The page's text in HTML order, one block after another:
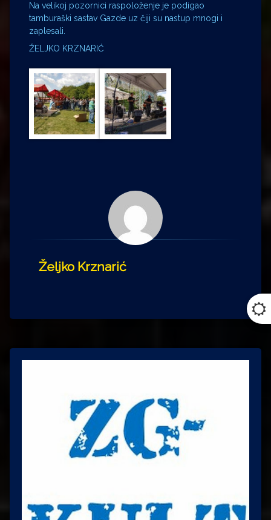
Na velikoj pozornici raspoloženje je podigao
tamburaški sastav Gazde uz čiji su nastup mnogi i
zaplesali.
ŽELJKO KRZNARIĆ
Željko Krznarić